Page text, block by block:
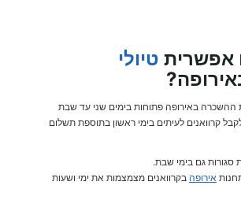
אפשרית טיולי
ההשכרה באירופה פתוחות בימים שני עד שבת
קרוואנים לעיתים בימי ראשון בתוספת תשלום
סגורות גם בימי שבת.
אירופה בקרוואנים מצמצמות את ימי ושעות